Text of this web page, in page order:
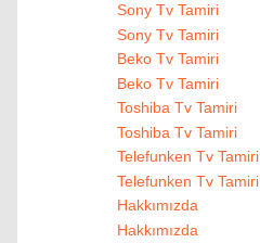
Sony Tv Tamiri
Sony Tv Tamiri
Beko Tv Tamiri
Beko Tv Tamiri
Toshiba Tv Tamiri
Toshiba Tv Tamiri
Telefunken Tv Tamiri
Telefunken Tv Tamiri
Hakkımızda
Hakkımızda